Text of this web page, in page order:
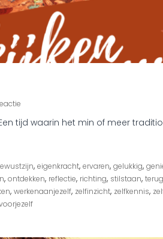
o
T
g
k
i
j
tijd waarin het min of meer
, eigenkracht, ervaren, gelukkig,
, ontdekken, reflectie, richting, stilstaan,
, werkenaanjezelf, zelfinzicht, zelfkennis,